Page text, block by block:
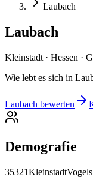
Laubach
Laubach
Kleinstadt · Hessen ·
Wie lebt es sich in
Laubach bewerten
Demografie
35321Kleinstadt